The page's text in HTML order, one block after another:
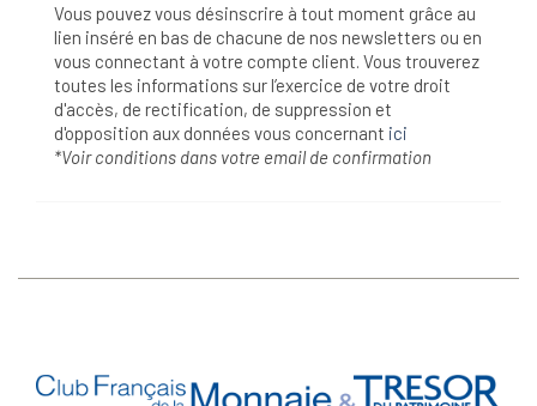
Vous pouvez vous désinscrire à tout moment grâce au
lien inséré en bas de chacune de nos newsletters ou en
vous connectant à votre compte client. Vous trouverez
toutes les informations sur l’exercice de votre droit
d'accès, de rectification, de suppression et
d'opposition aux données vous concernant ici
*Voir conditions dans votre email de confirmation